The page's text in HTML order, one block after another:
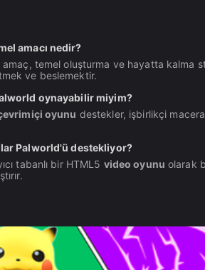
amacı nedir?
amaç, temel oluşturma ve hayatta kalma
ve beslemektir.
oynayabilir miyim?
oyunu destekler, işbirlikçi
Palworld'ü destekliyor?
tabanlı bir HTML5 video oyunu olarak